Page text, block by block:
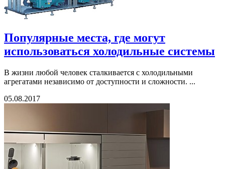
Популярные места, где могут
использоваться холодильные системы
В жизни любой человек сталкивается с холодильными
агрегатами независимо от доступности и сложности. ...
05.08.2017